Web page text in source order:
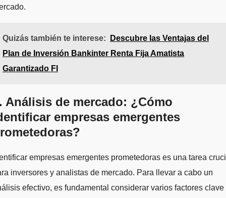
Quizás también te interese:
Descubre las Ventajas del
Plan de Inversión Bankinter Renta Fija Amatista
Garantizado FI
Análisis de mercado: ¿Cómo
empresas emergentes
empresas emergentes prometedoras es una tarea
inversores y analistas de mercado. Para llevar a cabo un
efectivo, es fundamental considerar varios factores clave